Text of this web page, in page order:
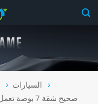
السيارات
OTM-7000M صحيح شقة 7 بوصة تعمل باللمس مراقب